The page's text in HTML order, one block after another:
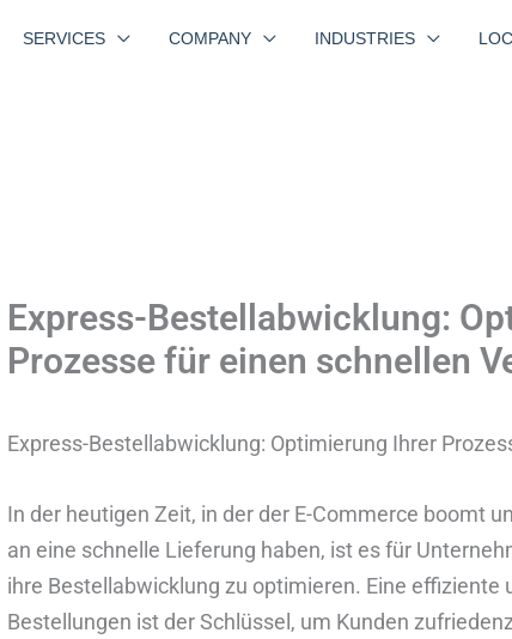
SERVICES COMPANY INDUSTRIES
Express-Bestellabwicklung:
Prozesse für einen schnellen
Express-Bestellabwicklung: Optimierung Ihrer
In der heutigen Zeit, in der der E-Commerce boomt
an eine schnelle Lieferung haben, ist es für
ihre Bestellabwicklung zu optimieren. Eine effiziente
Bestellungen ist der Schlüssel, um Kunden